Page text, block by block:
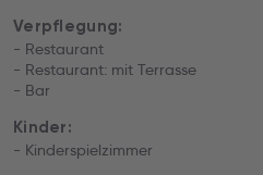
Verpflegung:
- Restaurant
- Restaurant: mit Terrasse
- Bar
Kinder:
- Kinderspielzimmer